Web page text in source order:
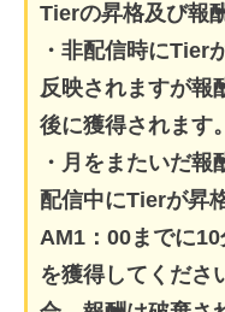
Tierの昇格及び報
・非配信時にTier
反映されますが報
後に獲得されます。
・月をまたいだ
配信中にTierが昇
AM1：00までに
を獲得してくださ